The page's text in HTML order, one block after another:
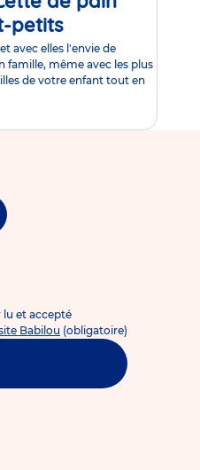
petits
avec elles l'envie de
famille, même avec les plus
de votre enfant tout en
et accepté
Babilou (obligatoire)